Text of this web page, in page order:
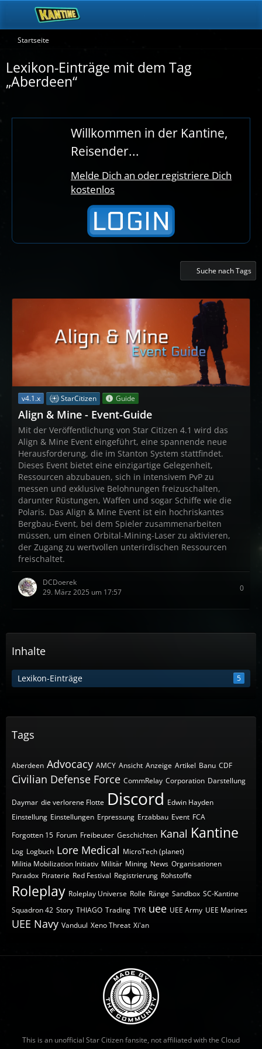
Startseite
Lexikon-Einträge mit dem Tag
„Aberdeen“
Willkommen in der Kantine,
Reisender...
Melde Dich an oder registriere Dich
kostenlos
Suche nach Tags
v4.1.x StarCitizen Guide
Align & Mine - Event-Guide
Mit der Veröffentlichung von Star Citizen 4.1 wird das
Align & Mine Event eingeführt, eine spannende neue
Herausforderung, die im Stanton System stattfindet.
Dieses Event bietet eine einzigartige Gelegenheit,
Ressourcen abzubauen, sich in intensivem PvP zu
messen und exklusive Belohnungen freizuschalten,
darunter Rüstungen, Waffen und sogar Schiffe wie die
Polaris. Das Align & Mine Event ist ein hochriskantes
Bergbau-Event, bei dem Spieler zusammenarbeiten
müssen, um einen Orbital-Mining-Laser zu aktivieren,
der Zugang zu wertvollen unterirdischen Ressourcen
freischaltet.
DCDoerek
29. März 2025 um 17:57
0
Inhalte
Lexikon-Einträge 5
Tags
Aberdeen Advocacy AMCY Ansicht Anzeige Artikel Banu CDF
Civilian Defense Force CommRelay Corporation Darstellung
Daymar die verlorene Flotte Discord Edwin Hayden
Einstellung Einstellungen Erpressung Erzabbau Event FCA
Forgotten 15 Forum Freibeuter Geschichten Kanal Kantine
Log Logbuch Lore Medical MicroTech (planet)
Militia Mobilization Initiativ Militär Mining News Organisationen
Paradox Piraterie Red Festival Registrierung Rohstoffe
Roleplay Roleplay Universe Rolle Ränge Sandbox SC-Kantine
Squadron 42 Story THIAGO Trading TYR uee UEE Army UEE Marines
UEE Navy Vanduul Xeno Threat Xi'an
This is an unofficial Star Citizen fansite, not affiliated with the Cloud